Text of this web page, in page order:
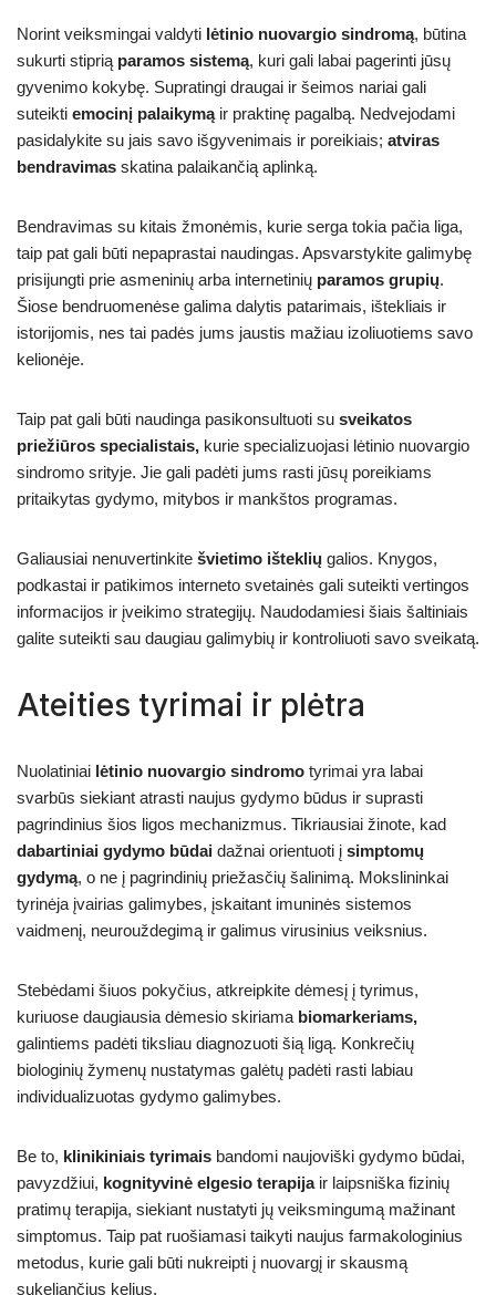
Norint veiksmingai valdyti lėtinio nuovargio sindromą, būtina
sukurti stiprią paramos sistemą, kuri gali labai pagerinti jūsų
gyvenimo kokybę. Supratingi draugai ir šeimos nariai gali
suteikti emocinį palaikymąir praktinę pagalbą. Nedvejodami
pasidalykite su jais savo išgyvenimais ir poreikiais; atviras
bendravimas skatina palaikančią aplinką.
Bendravimas su kitais žmonėmis, kurie serga tokia pačia liga,
taip pat gali būti nepaprastai naudingas. Apsvarstykite galimybę
prisijungti prie asmeninių arba internetinių paramos grupių.
Šiose bendruomenėse galima dalytis patarimais, ištekliais ir
istorijomis, nes tai padės jums jaustis mažiau izoliuotiems savo
kelionėje.
Taip pat gali būti naudinga pasikonsultuoti su sveikatos
priežiūros specialistais, kurie specializuojasi lėtinio nuovargio
sindromo srityje. Jie gali padėti jums rasti jūsų poreikiams
pritaikytas gydymo, mitybos ir mankštos programas.
Galiausiai nenuvertinkite švietimo išteklių galios. Knygos,
podkastai ir patikimos interneto svetainės gali suteikti vertingos
informacijos ir įveikimo strategijų. Naudodamiesi šiais šaltiniais
galite suteikti sau daugiau galimybių ir kontroliuoti savo sveikatą.
Ateities tyrimai ir plėtra
Nuolatiniai lėtinio nuovargio sindromo tyrimai yra labai
svarbūs siekiant atrasti naujus gydymo būdus ir suprasti
pagrindinius šios ligos mechanizmus. Tikriausiai žinote, kad
dabartiniai gydymo būdai dažnai orientuoti į simptomų
gydymą, o ne į pagrindinių priežasčių šalinimą. Mokslininkai
tyrinėja įvairias galimybes, įskaitant imuninės sistemos
vaidmenį, neurouždegimą ir galimus virusinius veiksnius.
Stebėdami šiuos pokyčius, atkreipkite dėmesį į tyrimus,
kuriuose daugiausia dėmesio skiriama biomarkeriams,
galintiems padėti tiksliau diagnozuoti šią ligą. Konkrečių
biologinių žymenų nustatymas galėtų padėti rasti labiau
individualizuotas gydymo galimybes.
Be to, klinikiniais tyrimais bandomi naujoviški gydymo būdai,
pavyzdžiui, kognityvinė elgesio terapijair laipsniška fizinių
pratimų terapija, siekiant nustatyti jų veiksmingumą mažinant
simptomus. Taip pat ruošiamasi taikyti naujus farmakologinius
metodus, kurie gali būti nukreipti į nuovargį ir skausmą
sukeliančius kelius.